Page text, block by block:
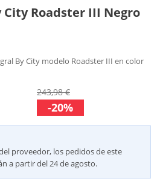
City Roadster III Negro
By City modelo Roadster III en color
243,98 €
-20%
proveedor, los pedidos de este
a partir del 24 de agosto.